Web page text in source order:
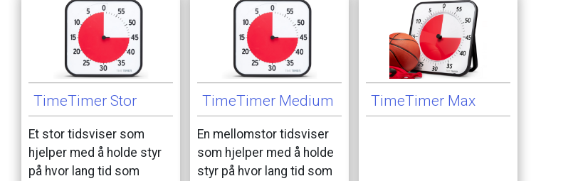
TimeTimer Stor
Et stor tidsviser som
hjelper med å holde styr
på hvor lang tid som
TimeTimer Medium
En mellomstor tidsviser
som hjelper med å holde
styr på hvor lang tid som
TimeTimer Max